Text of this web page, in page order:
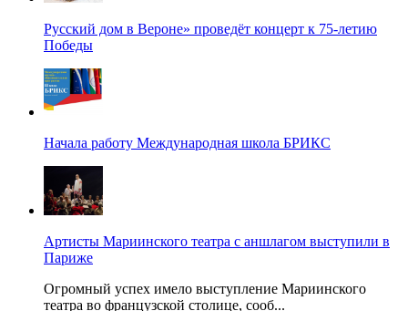
Русский дом в Вероне» проведёт концерт к 75-летию
Победы
Начала работу Международная школа БРИКС
Артисты Мариинского театра с аншлагом выступили в
Париже
Огромный успех имело выступление Мариинского
театра во французской столице, сооб...